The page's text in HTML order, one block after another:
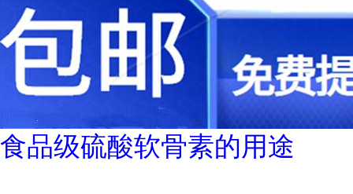
食品级硫酸软骨素的用途